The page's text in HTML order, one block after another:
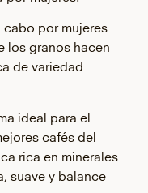
cabo por mujeres
los granos hacen
de variedad
ideal para el
cafés del
rica en minerales
suave y balance